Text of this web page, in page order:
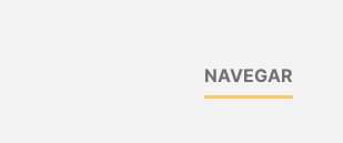
NAVEGAR